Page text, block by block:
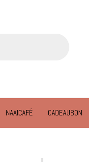
NAAICAFÉ CADEAUBON